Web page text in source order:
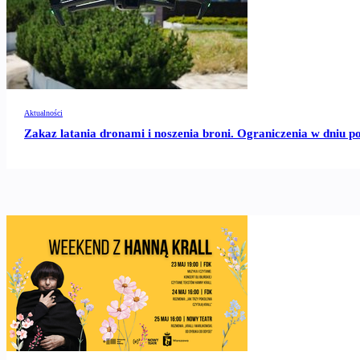
Aktualności
Zakaz latania dronami i noszenia broni. Ograniczenia w dniu